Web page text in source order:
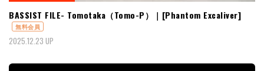
BASSIST FILE- Tomotaka（Tomo-P）｜[Phantom Excaliver]
無料会員
2025.12.23 UP